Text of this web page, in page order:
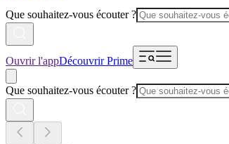
Que souhaitez-vous écouter ?
Ouvrir l'appDécouvrir Prime
Que souhaitez-vous écouter ?